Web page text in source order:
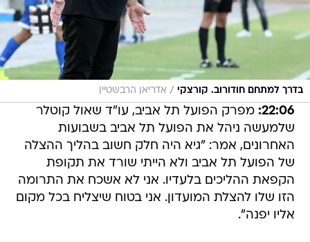
בדרך למתחם חודורוב. קורצקי / אדריאן הרבשטיין
22:06: מפרק הפועל תל אביב, עו"ד שאול קוטלר
שלמעשה ניהל את הפועל תל אביב בשבועות
האחרונים, אמר: "גיא היה חלק חשוב בהליך ההצלה
של הפועל תל אביב ולא הייתי שורד את תקופת
הקפאת ההליכים בלעדיו. אני לא אשכח את התרומה
הזו שלו להצלת המועדון. אני בטוח שיצליח בכל מקום
אליו יפנה".